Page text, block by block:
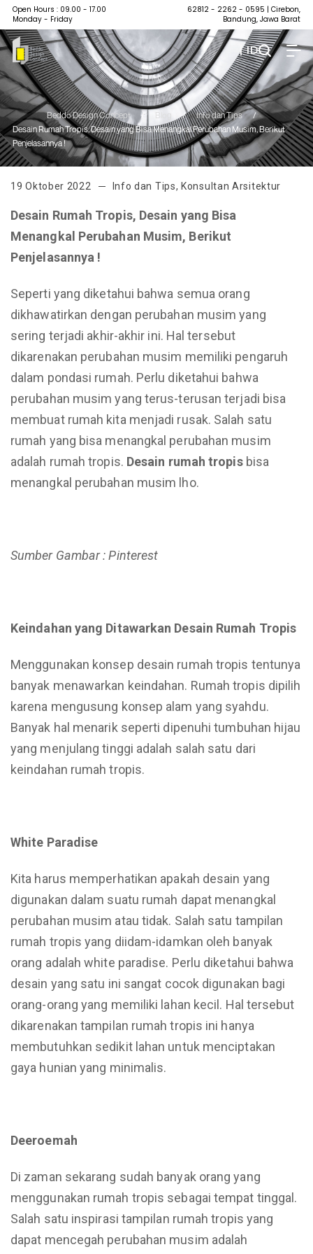
Open Hours : 09.00 - 17.00
Monday - Friday
62812 - 2262 - 0595 | Cirebon,
Bandung, Jawa Barat
| ID
Beddo Design Concept / Blog / Info dan Tips
/
Desain Rumah Tropis, Desain yang Bisa Menangkal Perubahan Musim, Berikut
Penjelasannya !
19 Oktober 2022 Info dan Tips, Konsultan Arsitektur
Desain Rumah Tropis, Desain yang Bisa
Menangkal Perubahan Musim, Berikut
Penjelasannya !
Seperti yang diketahui bahwa semua orang
dikhawatirkan dengan perubahan musim yang
sering terjadi akhir-akhir ini. Hal tersebut
dikarenakan perubahan musim memiliki pengaruh
dalam pondasi rumah. Perlu diketahui bahwa
perubahan musim yang terus-terusan terjadi bisa
membuat rumah kita menjadi rusak. Salah satu
rumah yang bisa menangkal perubahan musim
adalah rumah tropis. Desain rumah tropisbisa
menangkal perubahan musim lho.
Sumber Gambar : Pinterest
Keindahan yang Ditawarkan Desain Rumah Tropis
Menggunakan konsep desain rumah tropis tentunya
banyak menawarkan keindahan. Rumah tropis dipilih
karena mengusung konsep alam yang syahdu.
Banyak hal menarik seperti dipenuhi tumbuhan hijau
yang menjulang tinggi adalah salah satu dari
keindahan rumah tropis.
White Paradise
Kita harus memperhatikan apakah desain yang
digunakan dalam suatu rumah dapat menangkal
perubahan musim atau tidak. Salah satu tampilan
rumah tropis yang diidam-idamkan oleh banyak
orang adalah white paradise. Perlu diketahui bahwa
desain yang satu ini sangat cocok digunakan bagi
orang-orang yang memiliki lahan kecil. Hal tersebut
dikarenakan tampilan rumah tropis ini hanya
membutuhkan sedikit lahan untuk menciptakan
gaya hunian yang minimalis.
Deeroemah
Di zaman sekarang sudah banyak orang yang
menggunakan rumah tropis sebagai tempat tinggal.
Salah satu inspirasi tampilan rumah tropis yang
dapat mencegah perubahan musim adalah